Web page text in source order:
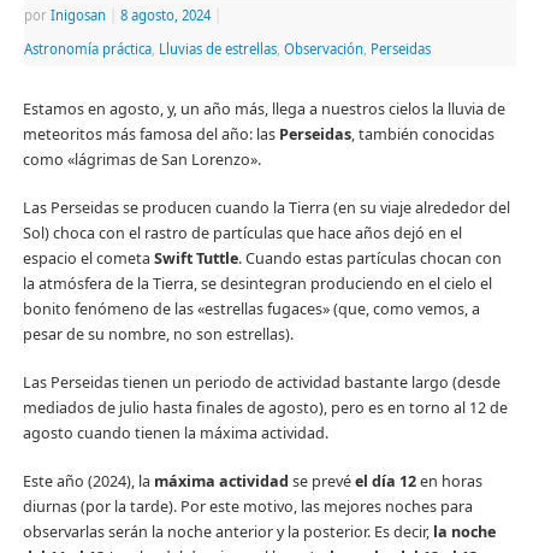
por Inigosan 8 agosto, 2024
Astronomía práctica, Lluvias de estrellas, Observación Perseidas
Estamos en agosto, y, un año más, llega a nuestros cielos la lluvia de
meteoritos más famosa del año: las Perseidas, también conocidas
como «lágrimas de San Lorenzo».
Las Perseidas se producen cuando la Tierra (en su viaje alrededor del
Sol) choca con el rastro de partículas que hace años dejó en el
espacio el cometa Swift Tuttle. Cuando estas partículas chocan con
la atmósfera de la Tierra, se desintegran produciendo en el cielo el
bonito fenómeno de las «estrellas fugaces» (que, como vemos, a
pesar de su nombre, no son estrellas).
Las Perseidas tienen un periodo de actividad bastante largo (desde
mediados de julio hasta finales de agosto), pero es en torno al 12 de
agosto cuando tienen la máxima actividad.
Este año (2024), la máxima actividad se prevéel día 12en horas
diurnas (por la tarde). Por este motivo, las mejores noches para
observarlas serán la noche anterior y la posterior. Es decir, la noche